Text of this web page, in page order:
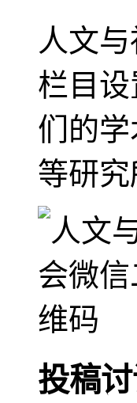
人文
栏目
们的
等研究
投稿